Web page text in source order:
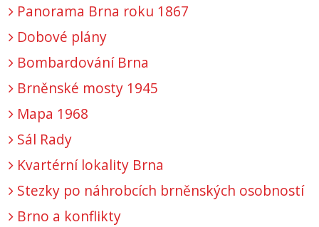
Panorama Brna roku 1867
Dobové plány
Bombardování Brna
Brněnské mosty 1945
Mapa 1968
Sál Rady
Kvartérní lokality Brna
Stezky po náhrobcích brněnských osobností
Brno a konflikty